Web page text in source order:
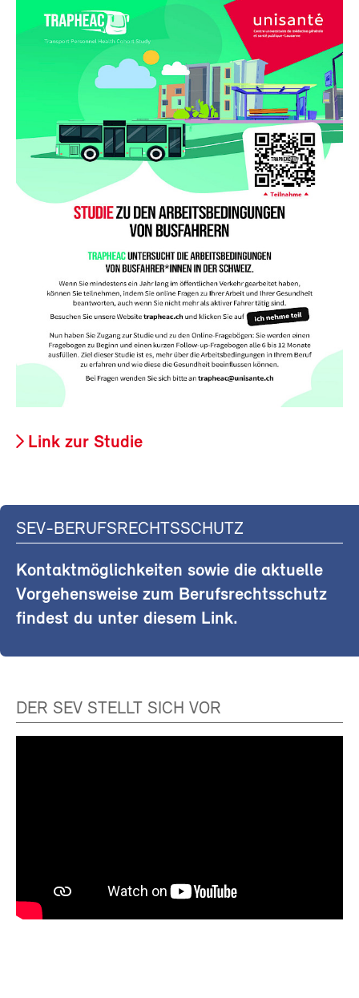
Link zur Studie
SEV-BERUFSRECHTSSCHUTZ
Kontaktmöglichkeiten sowie die aktuelle
Vorgehensweise zum Berufsrechtsschutz
findest du unter diesem Link.
DER SEV STELLT SICH VOR